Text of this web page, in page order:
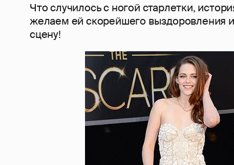
Что случилось с ногой старлетки,
желаем ей скорейшего выздоровления
сцену!